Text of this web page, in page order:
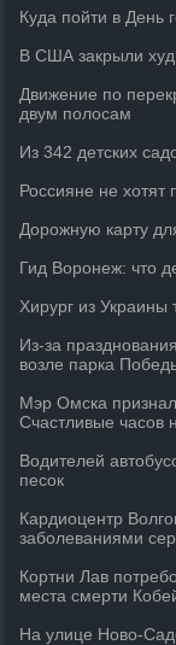
Куда пойти в День
В США закрыли
Движение по
двум полосам
Из 342 детских
Россияне не
Дорожную карту
Гид Воронеж: что
Хирург из Украины
Из-за
возле парка
Мэр Омска
Счастливые часов
Водителей
песок
Кардиоцентр
заболеваниями
Кортни Лав
места смерти
На улице Ново-